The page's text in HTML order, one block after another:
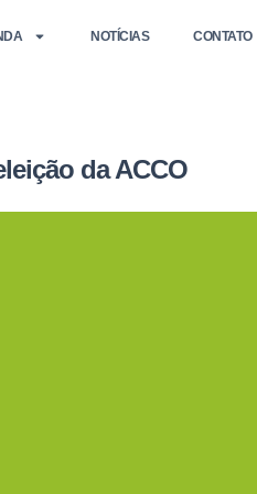
NOTÍCIAS CONTATO
da ACCO